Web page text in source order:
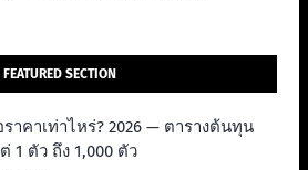
FEATURED SECTION
ราคาเท่าไหร่? 2026 — ตารางต้นทุน
1 ตัว ถึง 1,000 ตัว